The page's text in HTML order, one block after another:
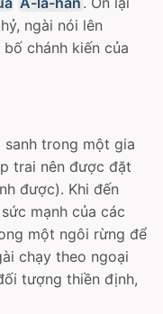
ngài nói lên
chánh kiến của
trong một gia
trai nên được đặt
được). Khi đến
mạnh của các
một ngôi rừng để
chạy theo ngoại
tượng thiền định,